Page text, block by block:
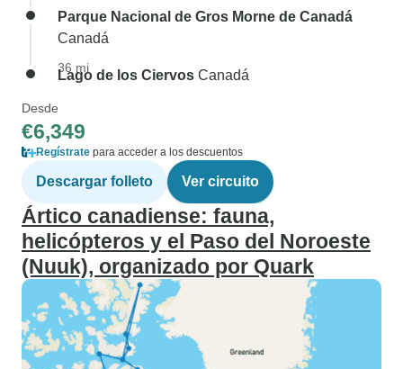
Parque Nacional de Gros Morne de Canadá
Canadá
36 mi
Lago de los Ciervos Canadá
Desde
€6,349
Regístrate para acceder a los descuentos
Descargar folleto Ver circuito
Ártico canadiense: fauna,
helicópteros y el Paso del Noroeste
(Nuuk), organizado por Quark